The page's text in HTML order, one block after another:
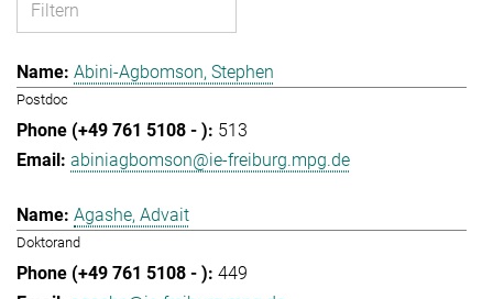
Abini-Agbomson, Stephen
Postdoc
513
abiniagbomson@ie-freiburg.mpg.de
Agashe, Advait
Doktorand
449